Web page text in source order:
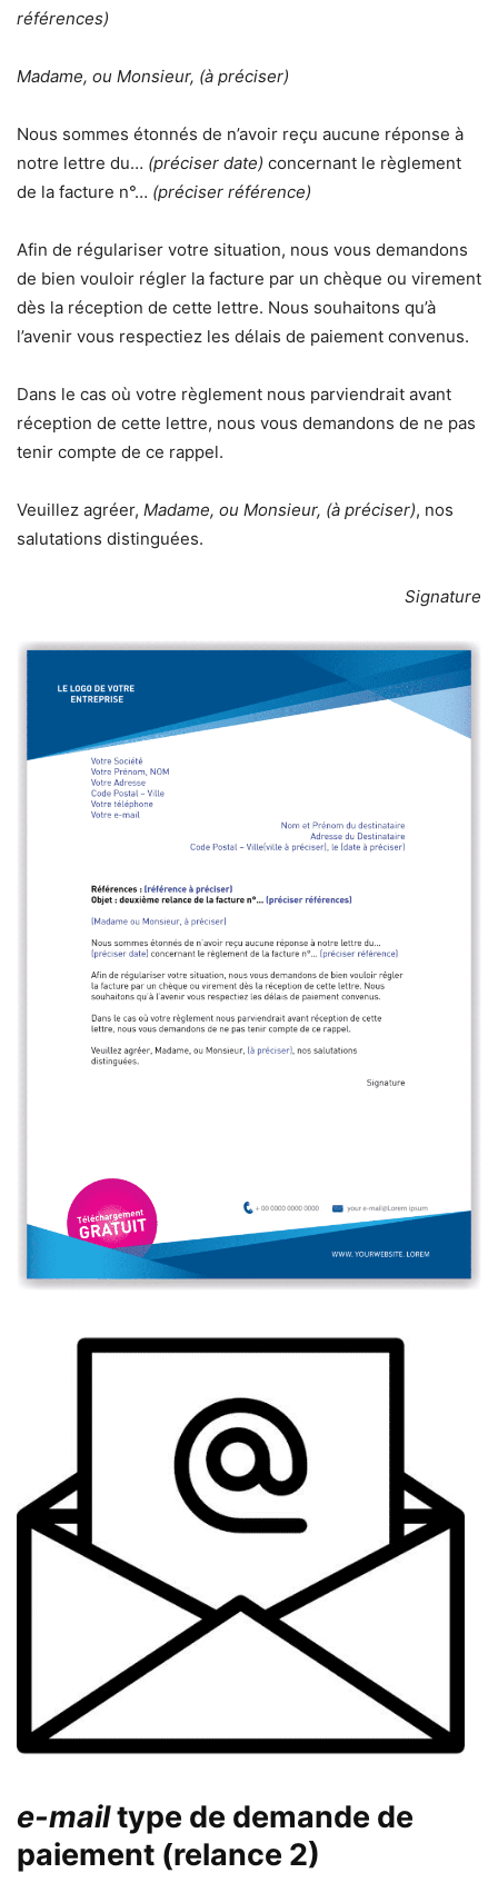
références)
Madame, ou Monsieur, (à préciser)
Nous sommes étonnés de n’avoir reçu aucune réponse à
notre lettre du… (préciser date) concernant le règlement
de la facture n°… (préciser référence)
Afin de régulariser votre situation, nous vous demandons
de bien vouloir régler la facture par un chèque ou virement
dès la réception de cette lettre. Nous souhaitons qu’à
l’avenir vous respectiez les délais de paiement convenus.
Dans le cas où votre règlement nous parviendrait avant
réception de cette lettre, nous vous demandons de ne pas
tenir compte de ce rappel.
Veuillez agréer, Madame, ou Monsieur, (à préciser), nos
salutations distinguées.
Signature
e-mailtype de demande de
paiement (relance 2)